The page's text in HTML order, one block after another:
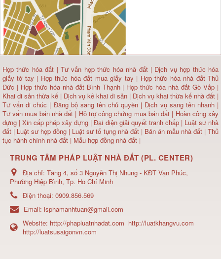
Hợp thức hóa đất |Tư vấn hợp thức hóa nhà đất| Dịch vụ hợp thức hóa
giấy tờ tay | Hợp thức hóa đất mua giấy tay | Hợp thức hóa nhà đất Thủ
Đức | Hợp thức hóa nhà đất Bình Thạnh | Hợp thức hóa nhà đất Gò Vấp |
Khai di sản thừa kế | Dịch vụ kê khai di sản | Dịch vụ khai thừa kế nhà đất |
Tư vấn di chúc | Đăng bộ sang tên chủ quyền | Dịch vụ sang tên nhanh |
Tư vấn mua bán nhà đất | Hỗ trợ công chứng mua bán đất | Hoàn công xây
dựng | Xin cấp phép xây dựng |Đại diện giải quyết tranh chấp | Luật sư nhà
đất | Luật sư hợp đồng | Luật sư tố tụng nhà đất | Bản án mẫu nhà đất|Thủ
tục hành chính nhà đất | Mẫu hợp đồng nhà đất |
TRUNG TÂM PHÁP LUẬT NHÀ ĐẤT (PL. CENTER)
Địa chỉ: Tầng 4, số 3 Nguyễn Thị Nhung - KĐT Vạn Phúc,
Phường Hiệp Bình, Tp. Hồ Chí Minh
Điện thoại: 0909.856.569
Email: lsphamanhtuan@gmail.com
Website: http://phapluatnhadat.com http://luatkhangvu.com
http://luatsusaigonvn.com